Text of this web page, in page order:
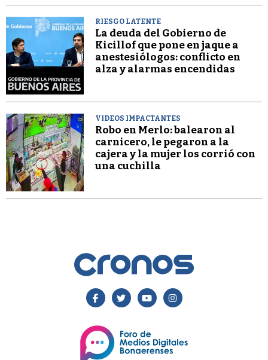
RIESGO LATENTE
La deuda del Gobierno de
Kicillof que pone en jaque a
anestesiólogos: conflicto en
alza y alarmas encendidas
VIDEOS IMPACTANTES
Robo en Merlo: balearon al
carnicero, le pegaron a la
cajera y la mujer los corrió con
una cuchilla